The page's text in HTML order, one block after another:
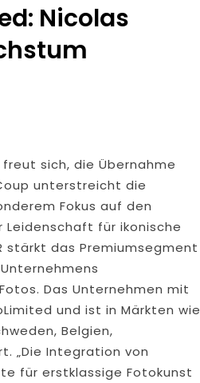
Nicolas
freut sich, die Übernahme
unterstreicht die
Fokus auf den
Leidenschaft für ikonische
stärkt das Premiumsegment
Das Unternehmen mit
und ist in Märkten wie
Belgien,
„Die Integration von
für erstklassige Fotokunst